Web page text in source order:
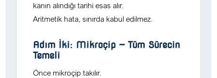
kanın alındığı tarihi esas alır.
Aritmetik hata, sınırda kabul edilmez.
Adım İki: Mikroçip — Tüm Sürecin
Temeli
Önce mikroçip takılır.